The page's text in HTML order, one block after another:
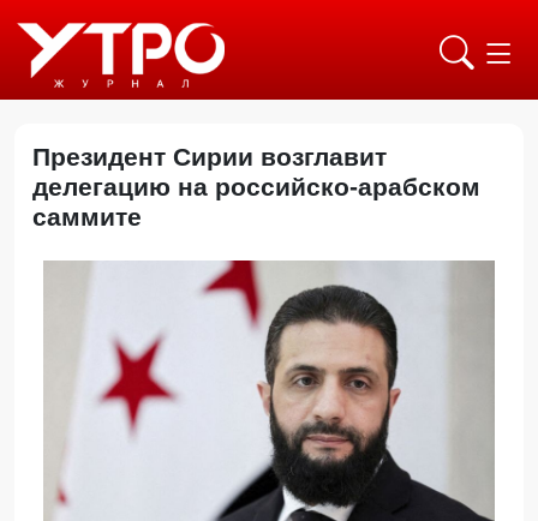
Президент Сирии возглавит
делегацию на российско-арабском
саммите